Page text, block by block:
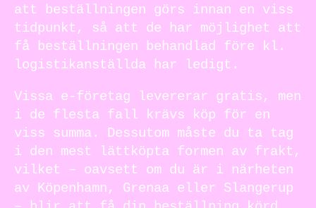
att beställningen görs innan en viss
tidpunkt, så att de har möjlighet att
få beställningen behandlad före kl.
logistikanställda har ledigt.
Vissa e-företag levererar gratis, men
i de flesta fall krävs köp för en
viss summa. Dessutom måste du ta tag
i den mest lättköpta formen av frakt,
vilket – oavsett om du är i närheten
av Köpenhamn, Grenaa eller Slangerup